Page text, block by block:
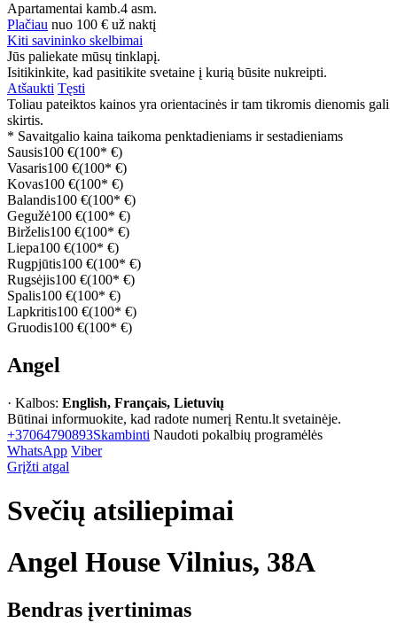
Apartamentai kamb.4 asm.
Plačiau nuo 100 € už naktį
Kiti savininko skelbimai
Jūs paliekate mūsų tinklapį.
Isitikinkite, kad pasitikite svetaine į kurią būsite nukreipti.
Atšaukti Tęsti
Toliau pateiktos kainos yra orientacinės ir tam tikromis dienomis gali
skirtis.
* Savaitgalio kaina taikoma penktadieniams ir sestadieniams
Sausis100 €(100* €)
Vasaris100 €(100* €)
Kovas100 €(100* €)
Balandis100 €(100* €)
Gegužė100 €(100* €)
Birželis100 €(100* €)
Liepa100 €(100* €)
Rugpjūtis100 €(100* €)
Rugsėjis100 €(100* €)
Spalis100 €(100* €)
Lapkritis100 €(100* €)
Gruodis100 €(100* €)
Angel
· Kalbos: English, Français, Lietuvių
Būtinai informuokite, kad radote numerį Rentu.lt svetainėje.
+37064790893Skambinti Naudoti pokalbių programėlės
WhatsApp Viber
Grįžti atgal
Svečių atsiliepimai
Angel House Vilnius, 38A
Bendras įvertinimas